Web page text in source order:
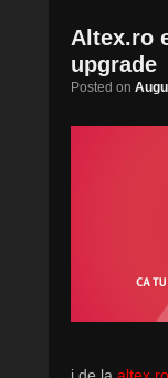
Altex.ro
upgrade
Posted on